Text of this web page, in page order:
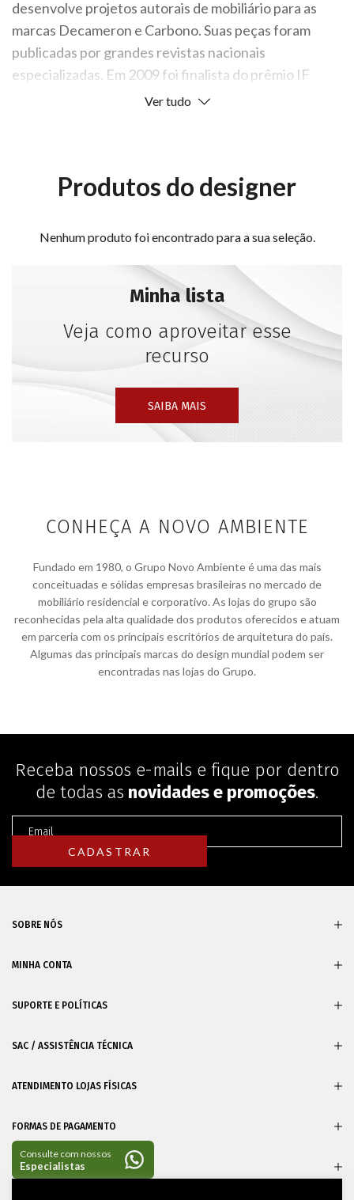
desenvolve projetos autorais de mobiliário para as
marcas Decameron e Carbono. Suas peças foram
publicadas por grandes revistas nacionais
especializadas. Em 2009 foi finalista do prêmio IF
Award 2009 com o Sofá Block, onde assina em
Ver tudo
Produtos do designer
Nenhum produto foi encontrado para a sua seleção.
Minha lista
Veja como aproveitar esse
recurso
SAIBA MAIS
CONHEÇA A NOVO AMBIENTE
Fundado em 1980, o Grupo Novo Ambiente é uma das mais
conceituadas e sólidas empresas brasileiras no mercado de
mobiliário residencial e corporativo. As lojas do grupo são
reconhecidas pela alta qualidade dos produtos oferecidos e atuam
em parceria com os principais escritórios de arquitetura do país.
Algumas das principais marcas do design mundial podem ser
encontradas nas lojas do Grupo.
Receba nossos e-mails e fique por dentro
de todas as novidades e promoções.
SOBRE NÓS
MINHA CONTA
SUPORTE E POLÍTICAS
SAC / ASSISTÊNCIA TÉCNICA
ATENDIMENTO LOJAS FÍSICAS
FORMAS DE PAGAMENTO
CERTIFICADOS